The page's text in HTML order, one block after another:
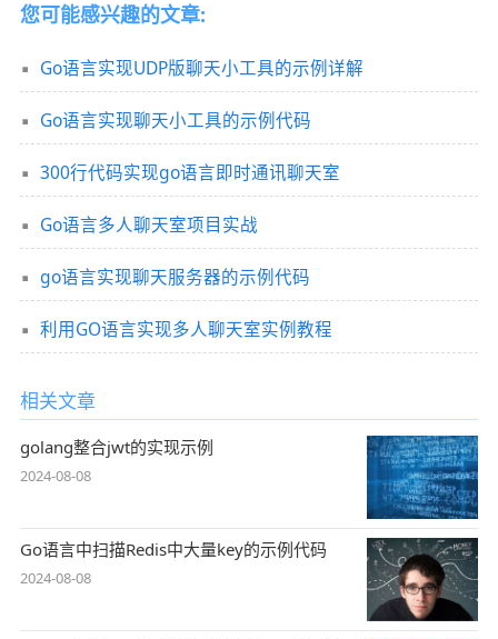
您可能感兴趣的文章:
Go语言实现UDP版聊天小工具的示例详解
Go语言实现聊天小工具的示例代码
300行代码实现go语言即时通讯聊天室
Go语言多人聊天室项目实战
go语言实现聊天服务器的示例代码
利用GO语言实现多人聊天室实例教程
相关文章
golang整合jwt的实现示例
2024-08-08
Go语言中扫描Redis中大量key的示例代码
2024-08-08